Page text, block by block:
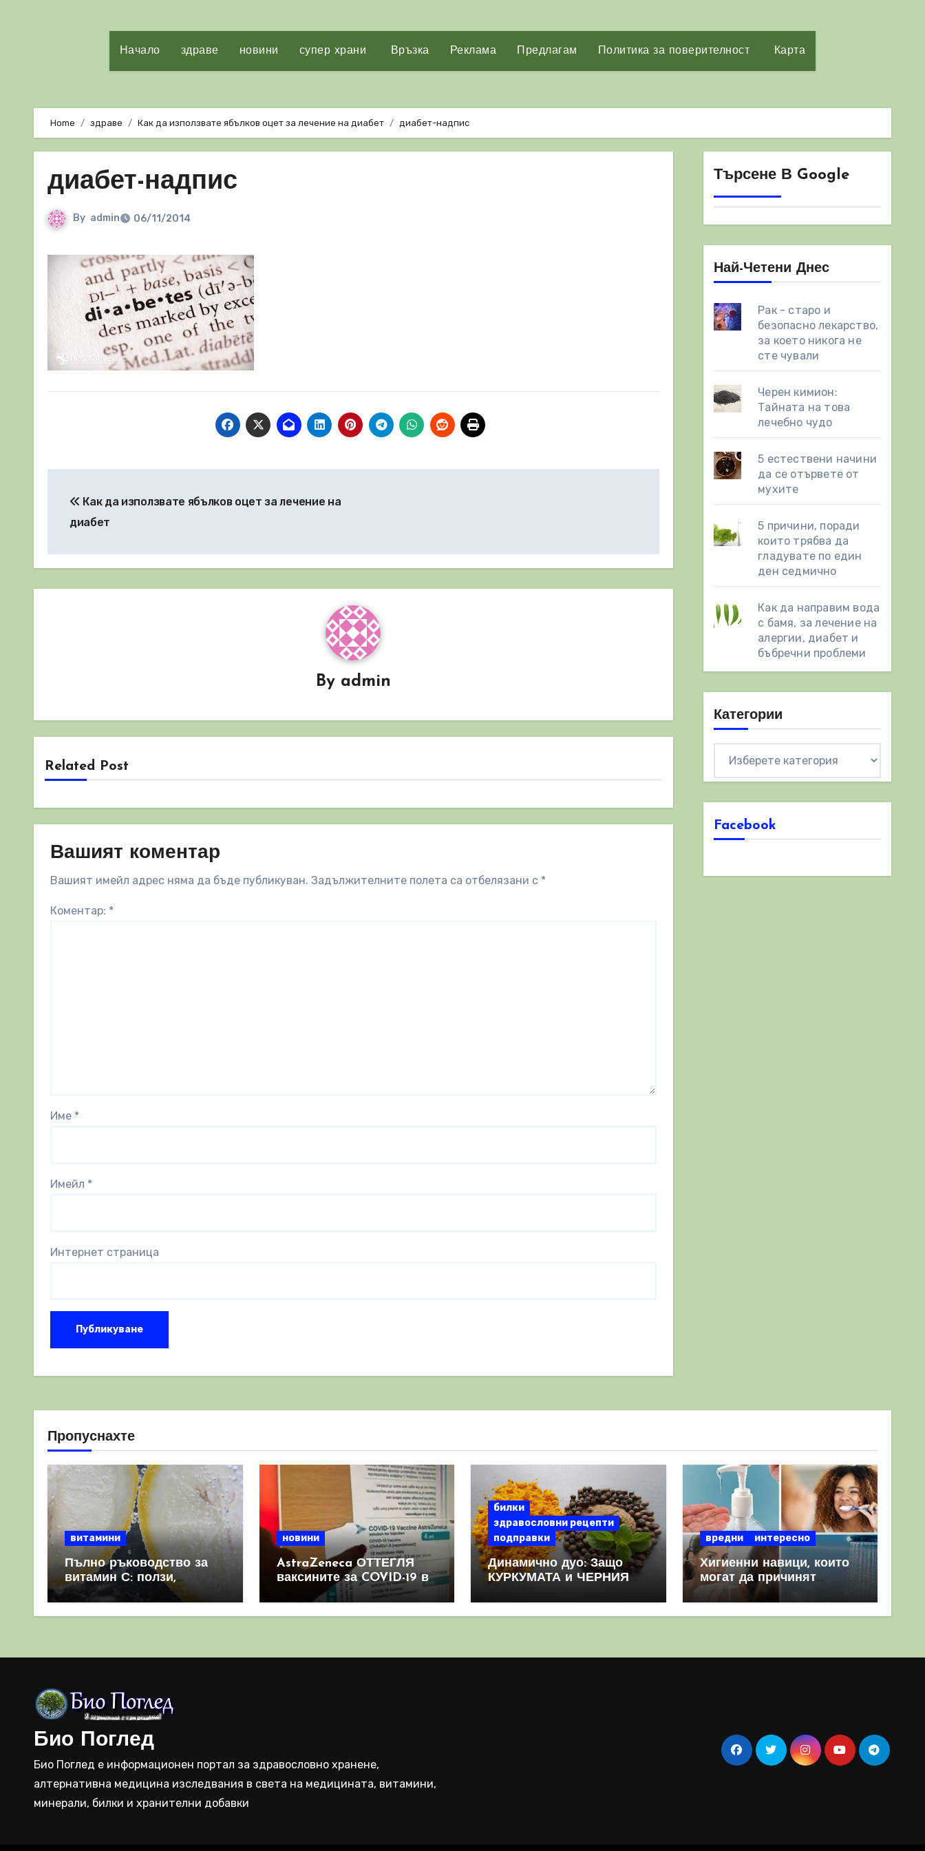
Начало здраве новини супер храни Връзка Реклама Предлагам Политика за поверителност Карта
Home здраве Как да използвате ябълков оцет за лечение на диабет диабет-надпис
диабет-надпис
By admin 06/11/2014
Как да използвате ябълков оцет за лечение на
диабет
By admin
Related Post
Вашият коментар
Вашият имейл адрес няма да бъде публикуван. Задължителните полета са отбелязани с *
Коментар: *
Име *
Имейл *
Интернет страница
Търсене В Google
Най-Четени Днес
Рак - старо и
безопасно лекарство,
за което никога не
сте чували
Черен кимион:
Тайната на това
лечебно чудо
5 естествени начини
да се отървете от
мухите
5 причини, поради
които трябва да
гладувате по един
ден седмично
Как да направим вода
с бамя, за лечение на
алергии, диабет и
бъбречни проблеми
Категории
Facebook
Пропуснахте
витамини
Пълно ръководство за
витамин С: ползи,
източници и защо е
важен за имунната
новини
AstraZeneca ОТТЕГЛЯ
ваксините за COVID-19 в
световен мащаб, след
като призна, че те
билки
здравословни рецепти
подправки
Динамично дуо: Защо
КУРКУМАТА и ЧЕРНИЯ
комбинация
вредни интересно
Хигиенни навици, които
могат да причинят
повече вреда, отколкото
полза
Био Поглед
Био Поглед е информационен портал за здравословно хранене,
алтернативна медицина изследвания в света на медицината, витамини,
минерали, билки и хранителни добавки